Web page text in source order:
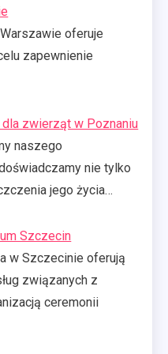
oferuje
zapewnienie
dla zwierząt w Poznaniu
naszego
nie tylko
jego życia…
Szczecin
w Szczecinie oferują
związanych z
ceremonii